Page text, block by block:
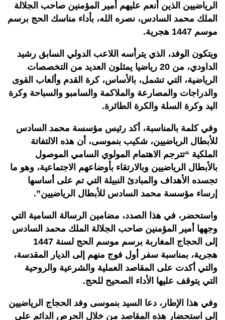
الرياضيين الذين أنعم عليهم أمير المؤمنين صاحب الجلالة
الملك محمد السادس، نصره الله، بأداء مناسك الحج برسم
موسم 1447 هجرية.
ويتكون الوفد، الذي يترأسه اللاعب الدولي السابق رشيد
الداودي، من 20 رياضيا يمثلون العديد من التخصصات
الرياضية، التي تشمل، بالأساس، كرة القدم وألعاب القوى
والدراجات والمصارعة والملاكمة والسامبو والسباحة وكرة
اليد وكرة السلة والكرة الطائرة.
وفي كلمة بالمناسبة، أكد رئيس مؤسسة محمد السادس
للأبطال الرياضيين، شكيب بنموسى، أن هذه الالتفاتة
الملكية “تترجم الاهتمام المولوي السامي الموصول
بالأبطال الرياضيين وبالارتقاء بأوضاعهم الاجتماعية، وهو ما
تجسده الأهداف والمبادئ النبيلة التي تم على أساسها
إرساء مؤسسة محمد السادس للأبطال الرياضيين”.
واستحضر، في هذا الصدد، مضامين الرسالة السامية التي
وجهها أمير المؤمنين صاحب الجلالة الملك محمد السادس
إلى الحجاج المغاربة برسم موسم الحج لسنة 1447
هجرية، بمناسبة سفر أول فوج منهم إلى الديار المقدسة،
والتي أكدت على المقاصد العملية والشرعية والروحية
التي يتوقف عليها الأداء الصحيح للحج.
وفي هذا الإطار، دعا السيد بنموسى وفد الحجاج الرياضيين
إلى استحضار هذه المقاصد من خلال الحرص الدائم على